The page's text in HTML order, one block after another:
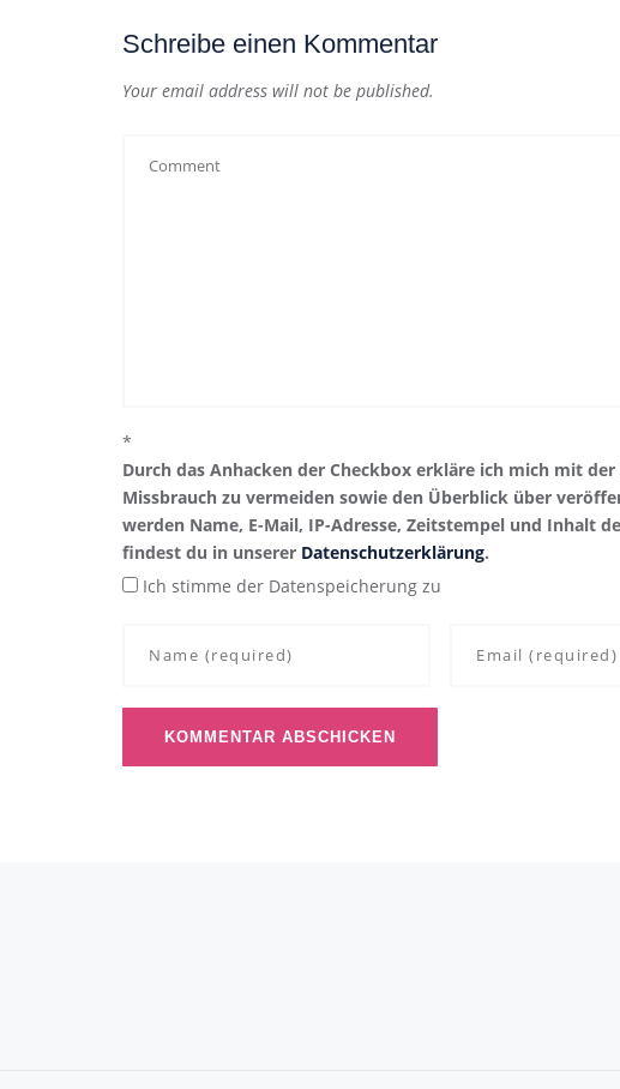
Schreibe einen Kommentar
Your email address will not be published.
*
Durch das Anhacken der Checkbox erkläre ich mich mit
Missbrauch zu vermeiden sowie den Überblick über
werden Name, E-Mail, IP-Adresse, Zeitstempel und Inhalt
findest du in unserer Datenschutzerklärung.
Ich stimme der Datenspeicherung zu